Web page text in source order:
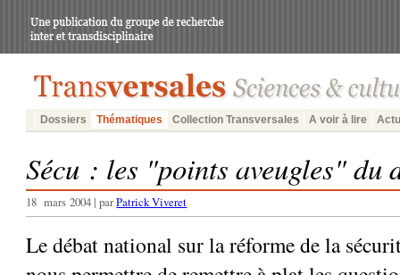
Dossiers Thématiques Collection Transversales A voir à lire
Sécu : les "points aveugles" du
18 mars 2004 | parPatrick Viveret
Le débat national sur la réforme de la